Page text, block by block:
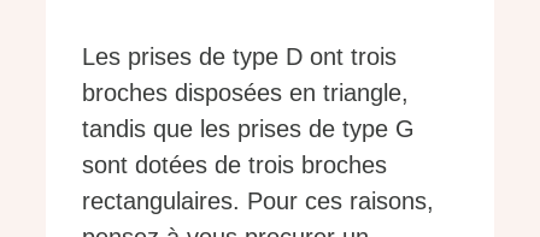
Les prises de type D ont trois
broches disposées en triangle,
tandis que les prises de type G
sont dotées de trois broches
rectangulaires. Pour ces raisons,